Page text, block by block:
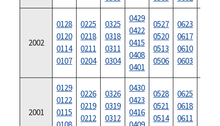
2002
0128
0120
0114
0107
0225
0218
0211
0204
0325
0318
0311
0304
0429
0422
0415
0408
0401
0527
0520
0513
0506
0623
0617
0610
0603
2001
0129
0122
0115
0226
0219
0212
0326
0319
0312
0430
0423
0416
0528
0521
0514
0625
0618
0611